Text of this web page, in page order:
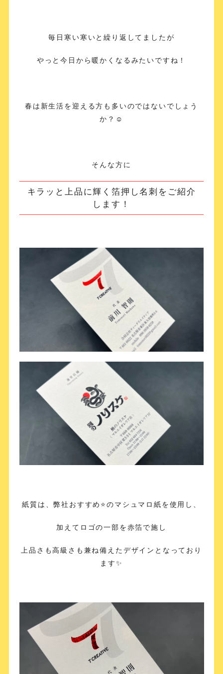
毎日寒い寒いと繰り返してましたが
やっと今日から暖かくなるみたいですね！
春は新生活を迎える方も多いのではないでしょう
か？☺️
そんな方に
キラッと上品に輝く箔押し名刺をご紹介
します！
紙質は、弊社おすすめ⭐️のマシュマロ紙を使用し、
加えてロゴの一部を赤箔で施し
上品さも高級さも兼ね備えたデザインとなっており
ます✨